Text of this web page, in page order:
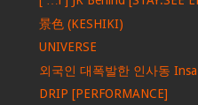
景色 (KESHIKI)
UNIVERSE
외국인 대폭발한 인사동
DRIP [PERFORMANCE]